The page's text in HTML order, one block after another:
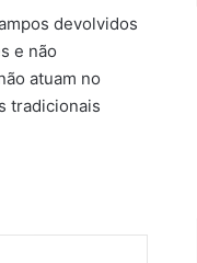
devolvidos
e não
atuam no
tradicionais